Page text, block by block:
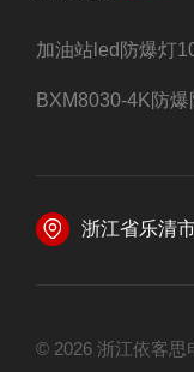
加油站led防爆灯
浙江省乐清
© 2026 浙江依客